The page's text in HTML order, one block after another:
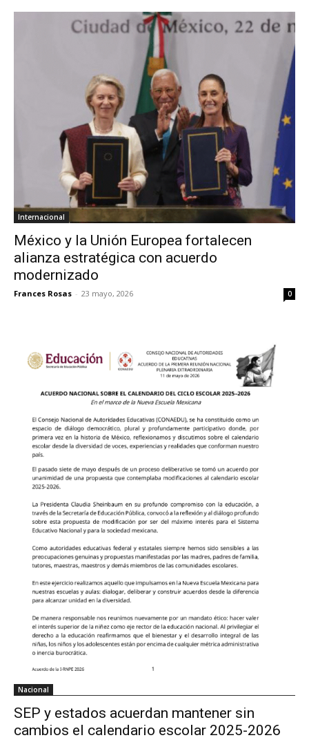
Internacional
México y la Unión Europea fortalecen
alianza estratégica con acuerdo
modernizado
Frances Rosas - 23 mayo, 2026 0
Nacional
SEP y estados acuerdan mantener sin
cambios el calendario escolar 2025-2026